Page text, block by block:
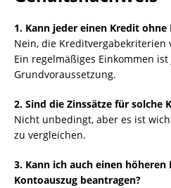
1. Kann jeder einen Kredit
Nein, die
Ein regelmäßiges Einkommen
Grundvoraussetzung.
2. Sind die Zinssätze für solche
Nicht unbedingt, aber es ist
zu vergleichen.
3. Kann ich auch einen
Kontoauszug beantragen?